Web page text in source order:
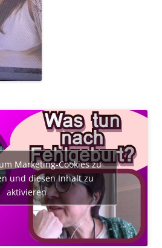
Marketing-Cookies zu
und diesen Inhalt zu
aktivieren